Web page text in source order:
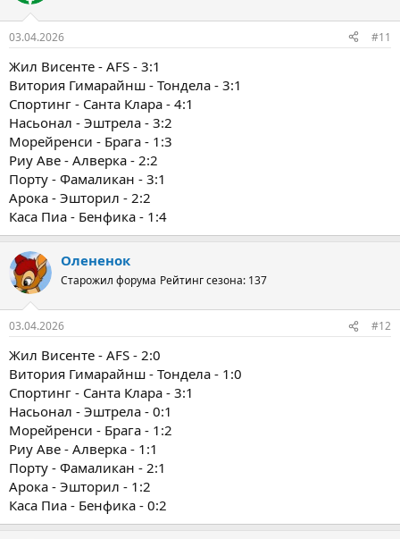
03.04.2026 #11
Жил Висенте - AFS - 3:1
Витория Гимарайнш - Тондела - 3:1
Спортинг - Санта Клара - 4:1
Насьонал - Эштрела - 3:2
Морейренси - Брага - 1:3
Риу Аве - Алверка - 2:2
Порту - Фамаликан - 3:1
Арока - Эшторил - 2:2
Каса Пиа - Бенфика - 1:4
Олененок
Старожил форума Рейтинг сезона: 137
03.04.2026 #12
Жил Висенте - AFS - 2:0
Витория Гимарайнш - Тондела - 1:0
Спортинг - Санта Клара - 3:1
Насьонал - Эштрела - 0:1
Морейренси - Брага - 1:2
Риу Аве - Алверка - 1:1
Порту - Фамаликан - 2:1
Арока - Эшторил - 1:2
Каса Пиа - Бенфика - 0:2